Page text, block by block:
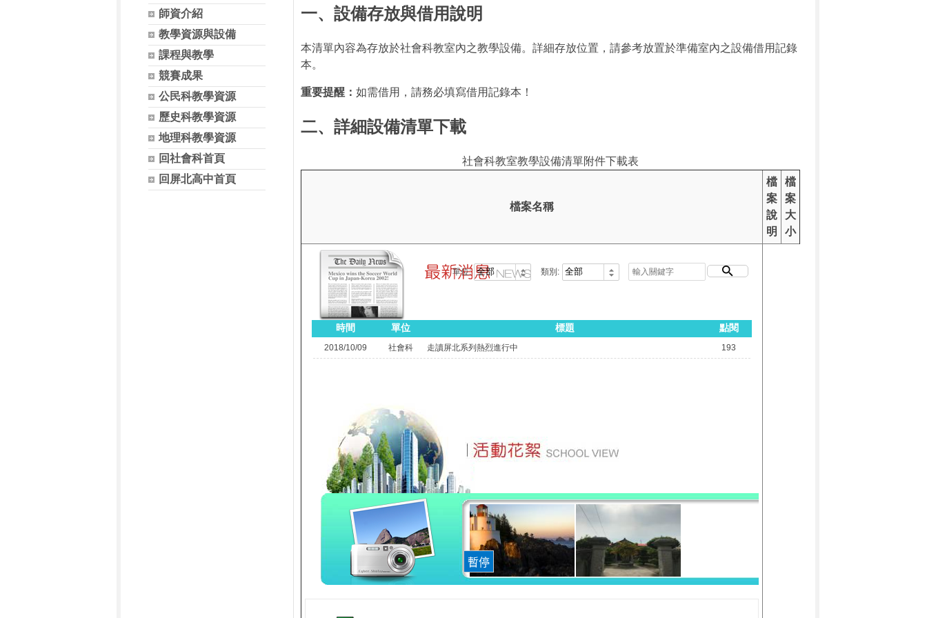
師資介紹
教學資源與設備
課程與教學
競賽成果
公民科教學資源
歷史科教學資源
地理科教學資源
回社會科首頁
回屏北高中首頁
一、設備存放與借用說明
本清單內容為存放於社會科教室內之教學設備。詳細存放位置，請參考放置於準備室內之設備借用記錄
本。
重要提醒： 如需借用，請務必填寫借用記錄本！
二、詳細設備清單下載
社會科教室教學設備清單附件下載表
檔案名稱
檔
案
說
明
檔
案
大
小
單位: 類別:
時間 單位 標題 點閱
2018/10/09 社會科 走讀屏北系列熱烈進行中 193